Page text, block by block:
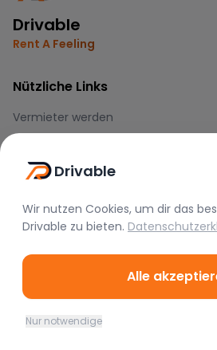
Drivable
Rent A Feeling
Nützliche Links
Vermieter werden
FAQ
Instagram
TikTok
Rechtliches
Nutzungsbedingungen
Impressum
Drivable
Wir nutzen Cookies, um dir das
Drivable zu bieten.
Alle
Nur notwendige